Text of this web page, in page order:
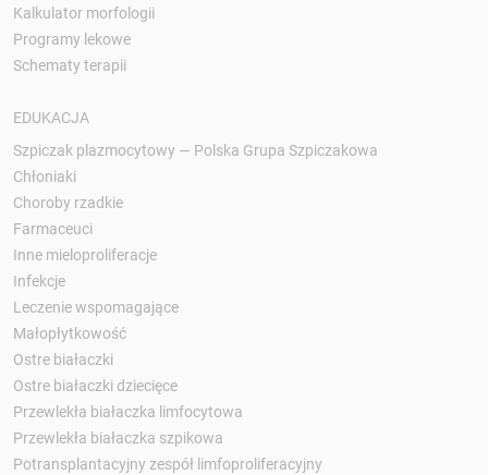
Kalkulator morfologii
Programy lekowe
Schematy terapii
EDUKACJA
Szpiczak plazmocytowy — Polska Grupa Szpiczakowa
Chłoniaki
Choroby rzadkie
Farmaceuci
Inne mieloproliferacje
Infekcje
Leczenie wspomagające
Małopłytkowość
Ostre białaczki
Ostre białaczki dziecięce
Przewlekła białaczka limfocytowa
Przewlekła białaczka szpikowa
Potransplantacyjny zespół limfoproliferacyjny